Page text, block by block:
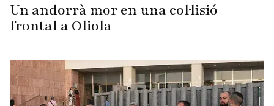
Un andorrà mor en una col·lisió
frontal a Oliola